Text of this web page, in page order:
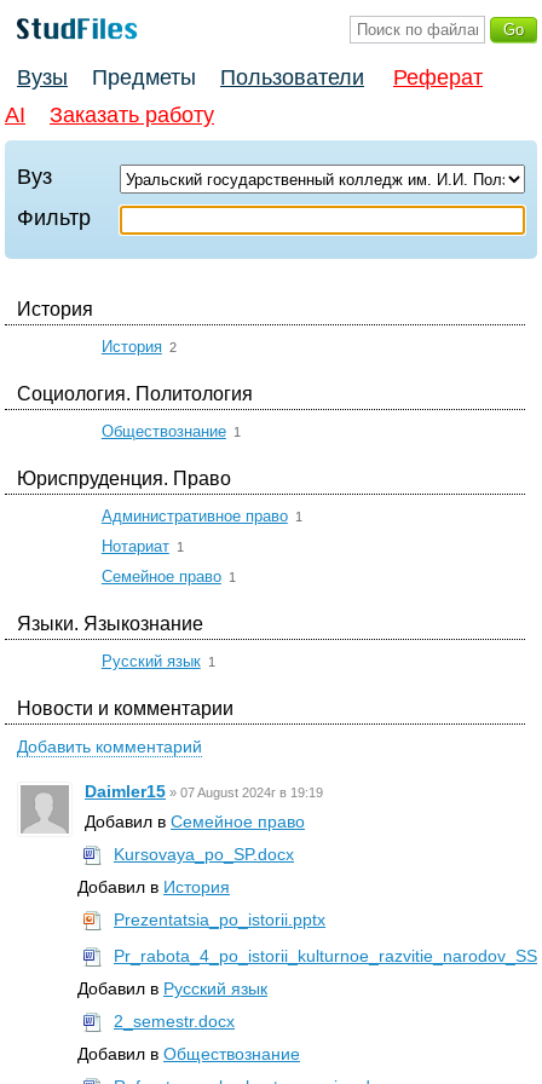
Вузы Предметы Пользователи
Реферат
AI
Заказать работу
Вуз
Фильтр
История
История 2
Социология. Политология
Обществознание 1
Юриспруденция. Право
Административное право 1
Нотариат 1
Семейное право 1
Языки. Языкознание
Русский язык 1
Новости и комментарии
Добавить комментарий
Daimler15 » 07 August 2024г в 19:19
Добавил в Семейное право
Kursovaya_po_SP.docx
Добавил в История
Prezentatsia_po_istorii.pptx
Добавил в Русский язык
2_semestr.docx
Добавил в Обществознание